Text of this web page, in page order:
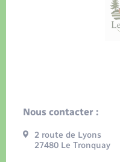
Nous contacter :
2 route de Lyons
27480 Le Tronquay